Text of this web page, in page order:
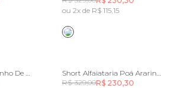
ou 2x de R$ 115,15
Short Estampado Sonho De Flor
Short Alfaiataria Poá Ararinha
R$ 329,00R$ 230,30